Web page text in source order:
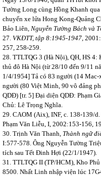
Tường Long cùng Hồng Khanh
chuyến xe lửa Hong Kong-Quảng
Bảo Liên, Nguyễn Tường Bách và
27. VKĐTT, tập 8:1945-1947,
257, 258-259.
28. TTLTQG 3 (Hà Nội), QH, HS
thủ đô Hà Nội (từ 28/10 đến 9/11
1/4/1954] Tả có 83 người (14
người (80 Việt Minh, 90 vô đảng
QDĐ) [tr. 5] Đại diện QDĐ: Phạm
Chủ: Lê Trọng Nghĩa.
29. CAOM (Aix), INF, c. 138-139/
Phạm Văn Liễu, I, 2002:153-156,
30. Trịnh Văn Thanh, Thành ngữ
I:577-578. Ông Nguyễn Tường
tích sau Tết Đinh Hợi (22/1/1947).
31. TTLTQG II (TP/HCM), Kho
8500. Nhất Linh nhập viện lúc